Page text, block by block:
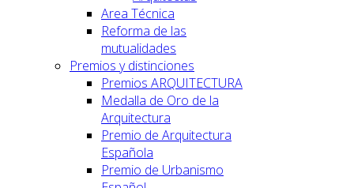
Area Técnica
Reforma de las
mutualidades
Premios y distinciones
Premios ARQUITECTURA
Medalla de Oro de la
Arquitectura
Premio de Arquitectura
Española
Premio de Urbanismo